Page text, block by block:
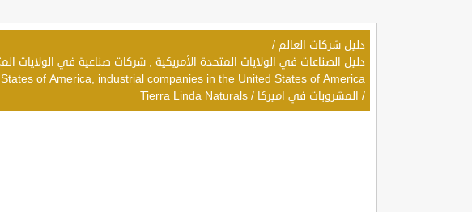
دليل شركات العالم /
States of America, industrial companies in the United States of America
/ المشروبات في اميركا /
Tierra Linda Naturals